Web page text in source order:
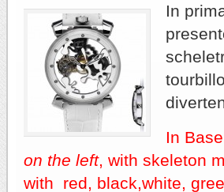
In
In
on the left, with skeleton
with red, black,white,